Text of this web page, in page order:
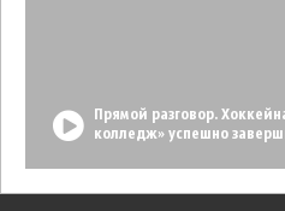
Прямой разговор.
колледж» успешно